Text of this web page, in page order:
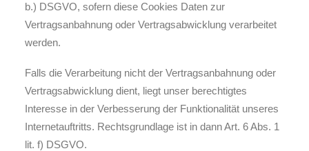
b.) DSGVO, sofern diese Cookies Daten zur
Vertragsanbahnung oder Vertragsabwicklung verarbeitet
werden.
Falls die Verarbeitung nicht der Vertragsanbahnung oder
Vertragsabwicklung dient, liegt unser berechtigtes
Interesse in der Verbesserung der Funktionalität unseres
Internetauftritts. Rechtsgrundlage ist in dann Art. 6 Abs. 1
lit. f) DSGVO.